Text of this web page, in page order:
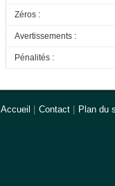
Zéros :
Avertissements :
Pénalités :
Accueil Contact Plan du